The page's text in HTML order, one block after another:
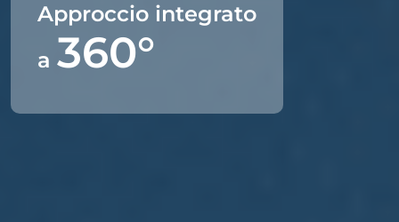
Approccio integrato
a 360°